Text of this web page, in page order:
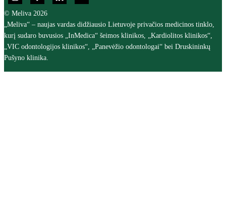
© Meliva 2026
„Meliva“ – naujas vardas didžiausio Lietuvoje privačios medicinos tinklo,
kurį sudaro buvusios „InMedica“ šeimos klinikos, „Kardiolitos klinikos“,
„VIC odontologijos klinikos“, „Panevėžio odontologai“ bei Druskininkų
Pušyno klinika.